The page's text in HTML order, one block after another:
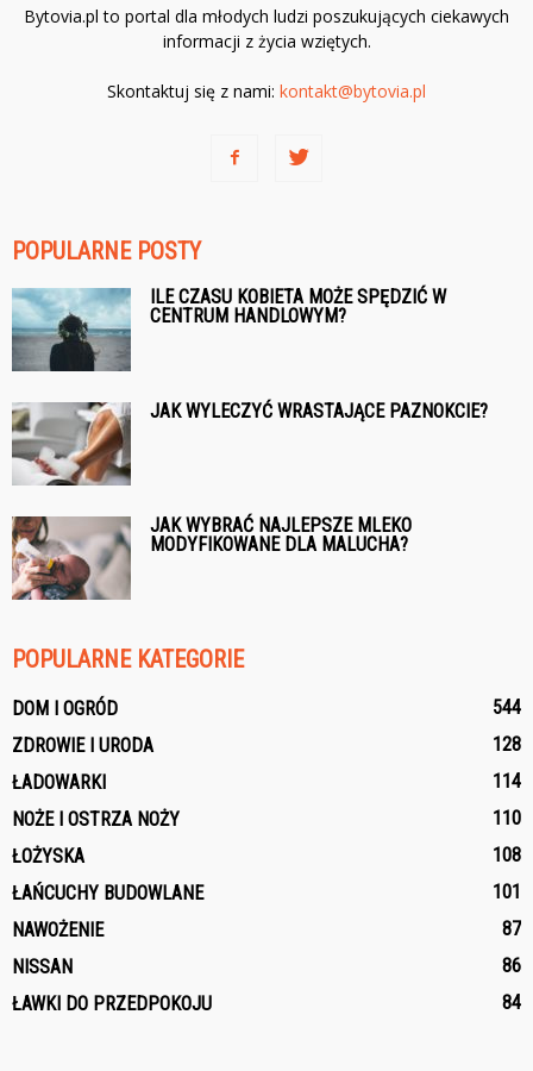
Bytovia.pl to portal dla młodych ludzi poszukujących ciekawych
informacji z życia wziętych.
Skontaktuj się z nami: kontakt@bytovia.pl
POPULARNE POSTY
ILE CZASU KOBIETA MOŻE SPĘDZIĆ W
CENTRUM HANDLOWYM?
JAK WYLECZYĆ WRASTAJĄCE PAZNOKCIE?
JAK WYBRAĆ NAJLEPSZE MLEKO
MODYFIKOWANE DLA MALUCHA?
POPULARNE KATEGORIE
DOM I OGRÓD
544
ZDROWIE I URODA
128
ŁADOWARKI
114
NOŻE I OSTRZA NOŻY
110
ŁOŻYSKA
108
ŁAŃCUCHY BUDOWLANE
101
NAWOŻENIE
87
NISSAN
86
ŁAWKI DO PRZEDPOKOJU
84